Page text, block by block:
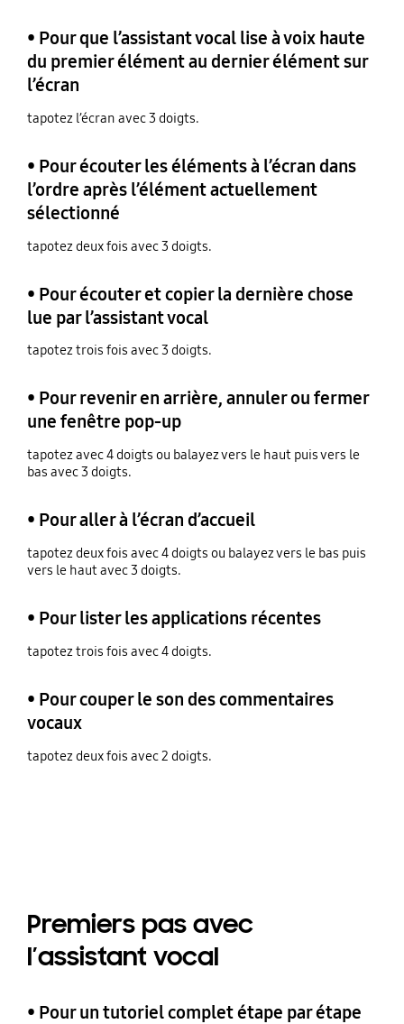
• Pour que l’assistant vocal lise à voix haute
du premier élément au dernier élément sur
l’écran
tapotez l’écran avec 3 doigts.
• Pour écouter les éléments à l’écran dans
l’ordre après l’élément actuellement
sélectionné
tapotez deux fois avec 3 doigts.
• Pour écouter et copier la dernière chose
lue par l’assistant vocal
tapotez trois fois avec 3 doigts.
• Pour revenir en arrière, annuler ou fermer
une fenêtre pop-up
tapotez avec 4 doigts ou balayez vers le haut puis vers le
bas avec 3 doigts.
• Pour aller à l’écran d’accueil
tapotez deux fois avec 4 doigts ou balayez vers le bas puis
vers le haut avec 3 doigts.
• Pour lister les applications récentes
tapotez trois fois avec 4 doigts.
• Pour couper le son des commentaires
vocaux
tapotez deux fois avec 2 doigts.
Premiers pas avec
l’assistant vocal
• Pour un tutoriel complet étape par étape